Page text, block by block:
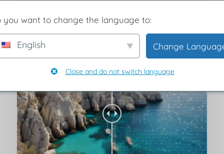
you want to change the language to:
English Change
Close and do not switch language